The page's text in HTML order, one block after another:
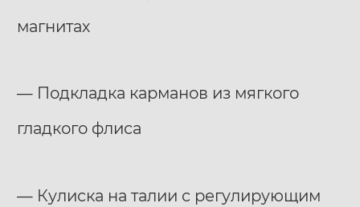
магнитах
— Подкладка карманов из мягкого
гладкого флиса
— Кулиска на талии с регулирующим